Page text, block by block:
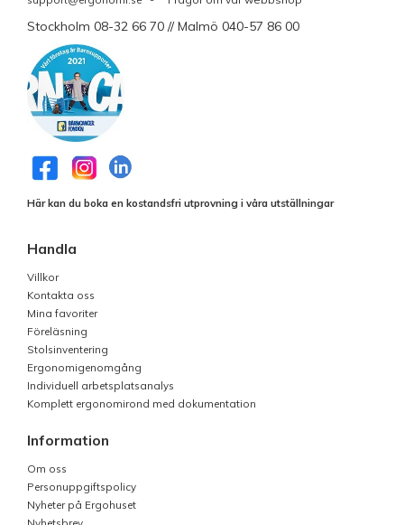
Stockholm 08-32 66 70 // Malmö 040-57 86 00
Här kan du boka en kostandsfri utprovning i våra utställningar
Handla
Villkor
Kontakta oss
Mina favoriter
Föreläsning
Stolsinventering
Ergonomigenomgång
Individuell arbetsplatsanalys
Komplett ergonomirond med dokumentation
Information
Om oss
Personuppgiftspolicy
Nyheter på Ergohuset